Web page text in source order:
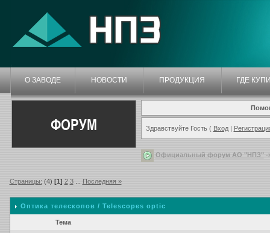
О ЗАВОДЕ НОВОСТИ ПРОДУКЦИЯ ГДЕ
ФОРУМ Здравствуйте Гость ( Вход|
Официальный форум АО "НПЗ"-
Страницы: (4) [1] 2 3... Последняя »
Оптика телескопов / Telescopes optic
Тема